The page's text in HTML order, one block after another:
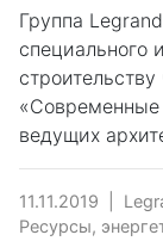
Группа
специального
ведущих
11.11.2019
Ресурсы,